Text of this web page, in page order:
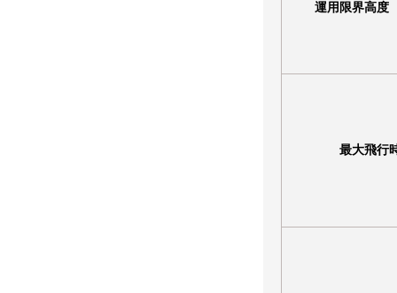
運用限界高度
最大飛行